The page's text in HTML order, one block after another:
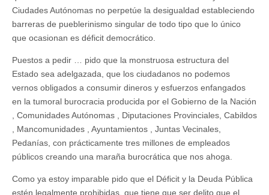
Ciudades Autónomas no perpetúe la desigualdad estableciendo
barreras de pueblerinismo singular de todo tipo que lo único
que ocasionan es déficit democrático.
Puestos a pedir … pido que la monstruosa estructura del
Estado sea adelgazada, que los ciudadanos no podemos
vernos obligados a consumir dineros y esfuerzos enfangados
en la tumoral burocracia producida por el Gobierno de la Nación
, Comunidades Autónomas , Diputaciones Provinciales, Cabildos
, Mancomunidades , Ayuntamientos , Juntas Vecinales,
Pedanías, con prácticamente tres millones de empleados
públicos creando una maraña burocrática que nos ahoga.
Como ya estoy imparable pido que el Déficit y la Deuda Pública
estén legalmente prohibidas, que tiene que ser delito que el